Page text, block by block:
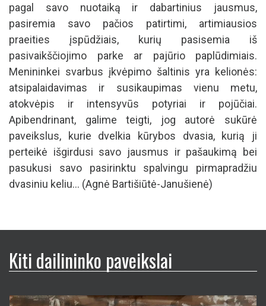
pagal savo nuotaiką ir dabartinius jausmus,
pasiremia savo pačios patirtimi, artimiausios
praeities įspūdžiais, kurių pasisemia iš
pasivaikščiojimo parke ar pajūrio paplūdimiais.
Menininkei svarbus įkvėpimo šaltinis yra kelionės:
atsipalaidavimas ir susikaupimas vienu metu,
atokvėpis ir intensyvūs potyriai ir pojūčiai.
Apibendrinant, galime teigti, jog autorė sukūrė
paveikslus, kurie dvelkia kūrybos dvasia, kurią ji
perteikė išgirdusi savo jausmus ir pašaukimą bei
pasukusi savo pasirinktu spalvingu pirmapradžiu
dvasiniu keliu... (Agnė Bartišiūtė-Janušienė)
Kiti dailininko paveikslai